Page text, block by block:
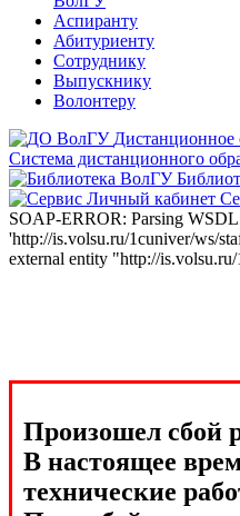
Аспиранту
Абитуриенту
Сотруднику
Выпускнику
Волонтеру
Дистанционное
Система дистанционного
SOAP-ERROR: Parsing
'http://is.volsu.ru/1cuniver/ws/
external entity "http://
Произошел сбой
В настоящее
технические